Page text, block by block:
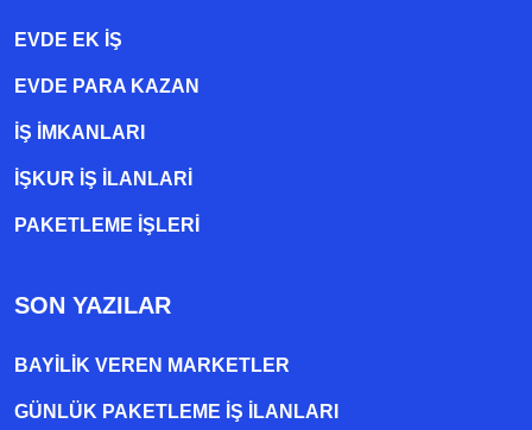
EVDE EK IŞ
EVDE PARA KAZAN
İŞ İMKANLARI
İŞKUR İŞ İLANLARI
PAKETLEME IŞLERI
SON YAZILAR
BAYILIK VEREN MARKETLER
GÜNLÜK PAKETLEME İŞ İLANLARI